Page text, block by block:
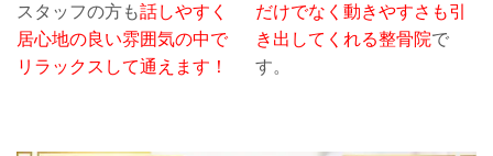
スタッフの方も話しやすく
居心地の良い雰囲気の中で
リラックスして通えます！
だけでなく動きやすさも引
き出してくれる整骨院で
す。